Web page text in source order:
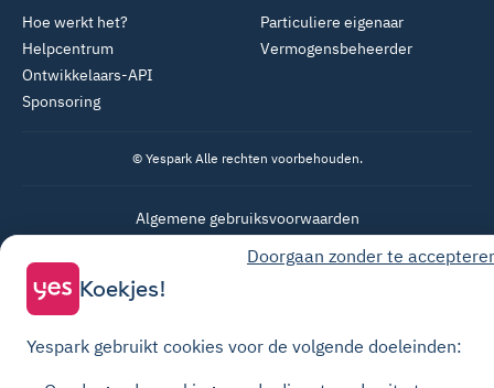
Particuliere eigenaar
Vermogensbeheerder
Hoe werkt het?
Helpcentrum
Ontwikkelaars-API
Sponsoring
© Yespark Alle rechten voorbehouden.
Algemene gebruiksvoorwaarden
Algemene Verkoopvoorwaarden Parkeren
Algemene verkoopvoorwaarden voor opwaarderingen
Cookiebeleid
Doorgaan zonder te
Koekjes!
Yespark gebruikt cookies voor de volgende doeleinden: